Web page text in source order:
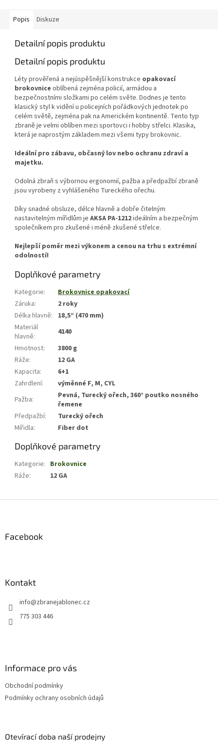
Popis Diskuze
Detailní popis produktu
Detailní popis produktu
Léty prověřená a nejúspěšnější konstrukce opakovací
brokovnice oblíbená zejména policií, armádou a
bezpečnostními složkami po celém světe. Dodnes je tento
klasický styl k vidění u policejních pořádkových jednotek po
celém světě, zejména pak na Americkém kontinentě. Tento typ
zbraně je velmi oblíben mezi sportovci i hobby střelci. Klasika,
která je naprostým základem mezi všemi typy brokovnic.
Ideální pro zábavu, občasný lov nebo ochranu zdraví a
majetku.
Odolná zbraň s výbornou ergonomií, pažba a předpažbí zbraně
jsou vyrobeny z vyhlášeného Tureckého ořechu.
Díky snadné obsluze, délce hlavně a dobře čitelným
nastavitelným mířidlům je AKSA PA-1212ideálním a bezpečným
společníkem pro zkušené i méně zkušené střelce.
Nejlepší poměr mezi výkonem a cenou na trhu s extrémní
odolností!
Doplňkové parametry
Kategorie:
Brokovnice opakovací
Záruka:
2 roky
Délka hlavně:
18,5“ (470 mm)
Materiál
hlavně:
4140
Hmotnost:
3800 g
Ráže:
12 GA
Kapacita:
6+1
Zahrdlení:
výměnné F, M, CYL
Pažba:
Pevná, Turecký ořech, 360° poutko nosného
řemene
Předpažbí:
Turecký ořech
Mířidla: Fiber dot
Doplňkové parametry
Kategorie: Brokovnice
Ráže: 12 GA
Facebook
Kontakt
info@zbranejablonec.cz
775 303 446
Informace pro vás
Obchodní podmínky
Podmínky ochrany osobních údajů
Otevírací doba naší prodejny